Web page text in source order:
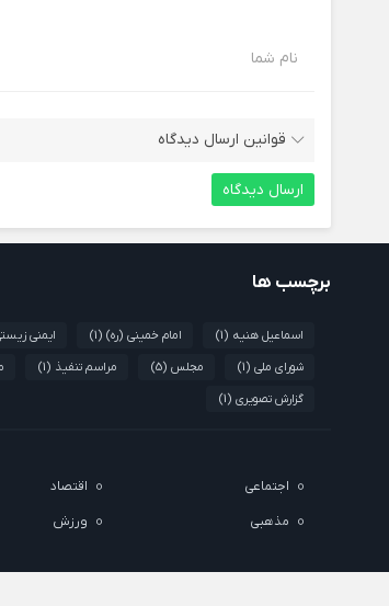
نام شما
قوانین ارسال دیدگاه
برچسب ها
اسماعیل هنیه (1) امام خمینی (ره) (1) ایمنی
شورای ملی (1) مجلس (5) مراسم تنفیذ (1)
گزارش تصویری (1)
اجتماعی اقتصاد
مذهبی
ورزش